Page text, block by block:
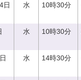
日 水 10時30分
水 10時30分
水 14時30分